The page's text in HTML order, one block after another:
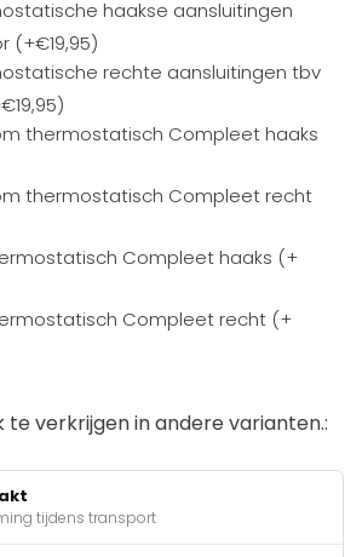
haakse aansluitingen
(+€19,95)
rechte aansluitingen tbv
thermostatisch Compleet haaks
thermostatisch Compleet recht
Compleet haaks (+
Compleet recht (+
te verkrijgen in andere varianten.:
tijdens transport